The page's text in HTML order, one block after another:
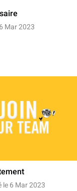
Mar 2023
le 6 Mar 2023